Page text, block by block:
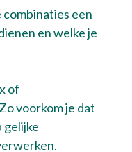
een
en welke je
of
voorkom je dat
gelijke